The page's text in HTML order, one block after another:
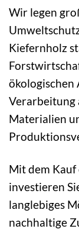
Wir legen
Kiefernholz
ökologischen
Verarbeitung
Materialien
Mit dem Kauf
investieren
langlebiges
nachhaltige